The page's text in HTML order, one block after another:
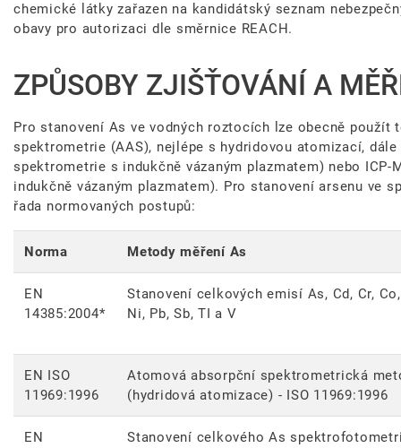
chemické látky zařazen na kandidátský seznam
obavy pro autorizaci dle směrnice REACH.
ZPŮSOBY ZJIŠŤOVÁNÍ A
Pro stanovení As ve vodných roztocích lze obecně použít
spektrometrie (AAS), nejlépe s hydridovou atomizací, dále
spektrometrie s indukčně vázaným plazmatem) nebo
indukčně vázaným plazmatem). Pro stanovení arsenu ve
řada normovaných postupů:
Norma Metody měření As
EN
14385:2004*
Stanovení celkových emisí As, Cd, Cr,
Ni, Pb, Sb, TI a V
EN ISO
11969:1996
Atomová absorpční spektrometrická
(hydridová atomizace) - ISO 11969:1996
EN
Stanovení celkového As